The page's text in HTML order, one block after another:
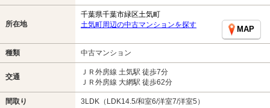
所在地
千葉県千葉市緑区土気町
土気町周辺の中古マンションを探す
MAP
種類 中古マンション
交通
ＪＲ外房線 土気駅 徒歩7分
ＪＲ外房線 大網駅 徒歩62分
間取り 3LDK（LDK14.5/和室6/洋室7/洋室5）